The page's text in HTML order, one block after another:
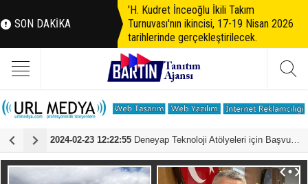
SON DAKİKA
'H. Kudret İnceoğlu İkili Takım
Turnuvası'nın ikincisi, 17-19 Nisan 2026
tarihlerinde gerçekleştirilecek.
EDİYOR 2024-02-23 12:22:55 Deneyap Teknoloji Atölyeleri için Başvurular Başladı